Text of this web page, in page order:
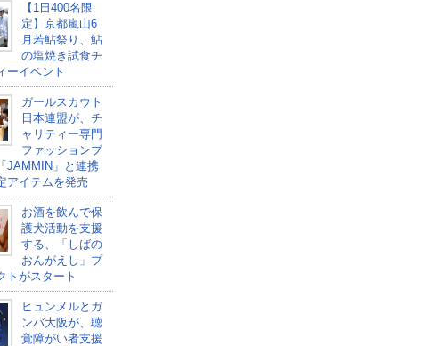
【1日400名限
定】京都嵐山6
月若鮎祭り、鮎
の塩焼き試食チ
ーイベント
ガールスカウト
日本連盟が、チ
ャリティー専門
ファッションブ
JAMMIN」と連携
アイテムを発売
お酒を飲んで保
護犬活動を支援
する、「しばの
おんがえし」プ
トがスタート
ヒュンメルとガ
ンバ大阪が、聴
覚障がい者支援